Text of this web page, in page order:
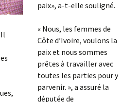
paix», a-t-elle souligné.
« Nous, les femmes de
Côte d’Ivoire, voulons la
paix et nous sommes
prêtes à travailler avec
toutes les parties pour y
parvenir. », a assuré la
députée de